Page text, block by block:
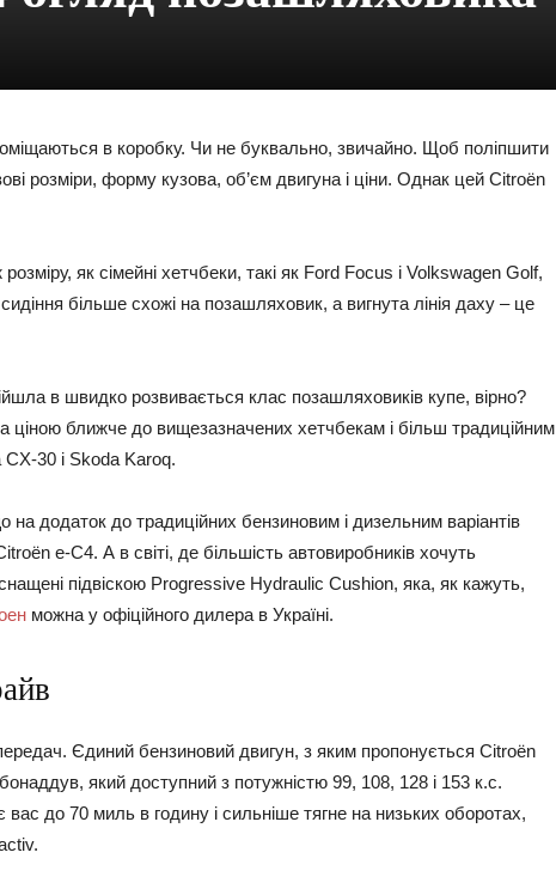
в коробку. Чи не буквально, звичайно. Щоб поліпшити
розміри, форму кузова, об’єм двигуна і ціни. Однак цей Citroën
як сімейні хетчбеки, такі як Ford Focus і Volkswagen Golf,
сидіння більше схожі на позашляховик, а вигнута лінія даху – це
в швидко розвивається клас позашляховиків купе, вірно?
ціною ближче до вищезазначених хетчбекам і більш традиційним
30 і Skoda Karoq.
додаток до традиційних бензиновим і дизельним варіантів
e-C4. А в світі, де більшість автовиробників хочуть
підвіскою Progressive Hydraulic Cushion, яка, як кажуть,
можна у офіційного дилера в Україні.
Єдиний бензиновий двигун, з яким пропонується Citroën
який доступний з потужністю 99, 108, 128 і 153 к.с.
вас до 70 миль в годину і сильніше тягне на низьких оборотах,